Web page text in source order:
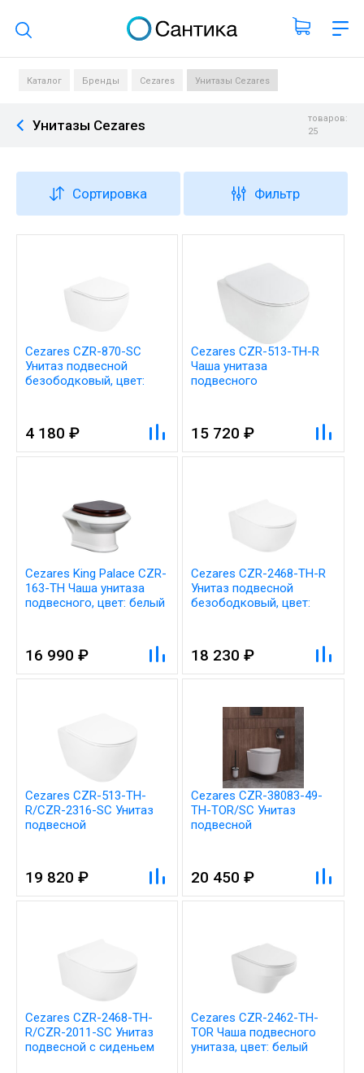
Поиск по каталогу
Каталог Бренды Cezares Унитазы Cezares
Унитазы Cezares
товаров:
25
Сортировка Фильтр
Cezares CZR-870-SC
Унитаз подвесной
безободковый, цвет:
4 180 ₽
Cezares CZR-513-TH-R
Чаша унитаза
подвесного
15 720 ₽
Cezares King Palace CZR-
163-TH Чаша унитаза
подвесного, цвет: белый
16 990 ₽
Cezares CZR-2468-TH-R
Унитаз подвесной
безободковый, цвет:
18 230 ₽
Cezares CZR-513-TH-
R/CZR-2316-SC Унитаз
подвесной
19 820 ₽
Cezares CZR-38083-49-
TH-TOR/SC Унитаз
подвесной
20 450 ₽
Cezares CZR-2468-TH-
R/CZR-2011-SC Унитаз
подвесной с сиденьем
Cezares CZR-2462-TH-
TOR Чаша подвесного
унитаза, цвет: белый